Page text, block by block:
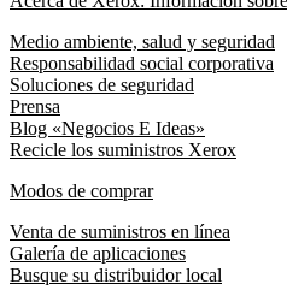
Medio ambiente, salud y seguridad
Responsabilidad social corporativa
Soluciones de seguridad
Prensa
Blog «Negocios E Ideas»
Recicle los suministros Xerox
Modos de comprar
Venta de suministros en línea
Galería de aplicaciones
Busque su distribuidor local